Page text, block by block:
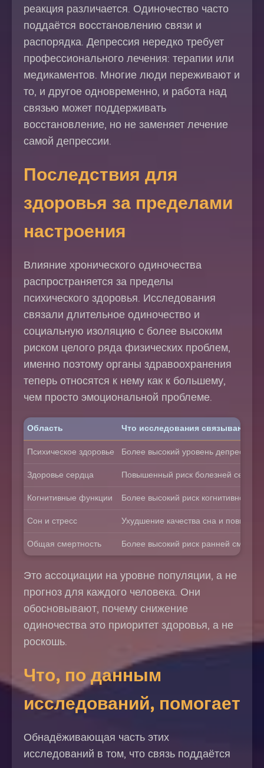
реакция различается. Одиночество часто
поддаётся восстановлению связи и
распорядка. Депрессия нередко требует
профессионального лечения: терапии или
медикаментов. Многие люди переживают и
то, и другое одновременно, и работа над
связью может поддерживать
восстановление, но не заменяет лечение
самой депрессии.
Последствия для
здоровья за пределами
настроения
Влияние хронического одиночества
распространяется за пределы
психического здоровья. Исследования
связали длительное одиночество и
социальную изоляцию с более высоким
риском целого ряда физических проблем,
именно поэтому органы здравоохранения
теперь относятся к нему как к большему,
чем просто эмоциональной проблеме.
Область Что исследования связывают с
Психическое здоровье Более высокий уровень депрессии
Здоровье сердца Повышенный риск болезней сердца
Когнитивные функции Более высокий риск когнитивного
Сон и стресс Ухудшение качества сна и
Общая смертность Более высокий риск ранней
Это ассоциации на уровне популяции, а не
прогноз для каждого человека. Они
обосновывают, почему снижение
одиночества это приоритет здоровья, а не
роскошь.
Что, по данным
исследований, помогает
Обнадёживающая часть этих
исследований в том, что связь поддаётся